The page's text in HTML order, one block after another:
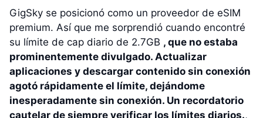
GigSky se posicionó como un proveedor de eSIM
premium. Así que me sorprendió cuando encontré
su límite de cap diario de 2.7GB , que no estaba
prominentemente divulgado. Actualizar
aplicaciones y descargar contenido sin conexión
agotó rápidamente el límite, dejándome
inesperadamente sin conexión. Un recordatorio
cautelar de siempre verificar los límites diarios.,